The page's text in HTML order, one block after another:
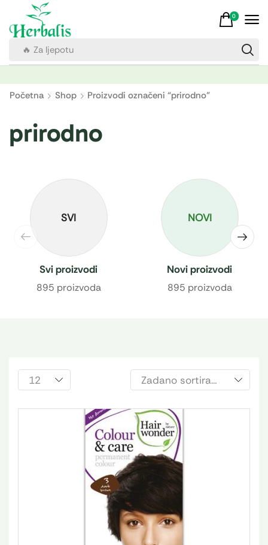
🔥 Za ljepotu
0
Početna Shop Proizvodi označeni “prirodno”
prirodno
SVI
Svi proizvodi
895 proizvoda
NOVI
Novi proizvodi
895 proizvoda